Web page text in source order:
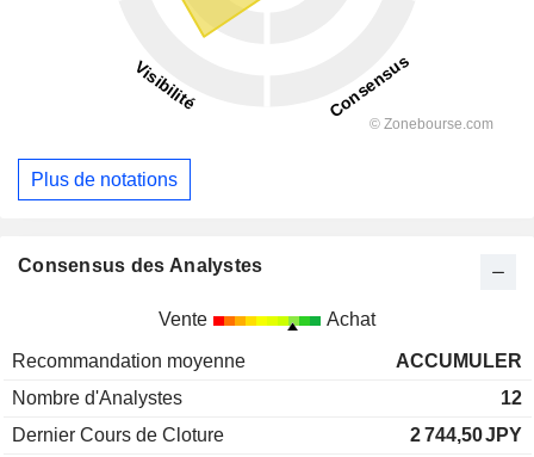
Plus de notations
Consensus des Analystes
Vente Achat
Recommandation moyenne
ACCUMULER
Nombre d'Analystes
12
Dernier Cours de Cloture
2 744,50JPY